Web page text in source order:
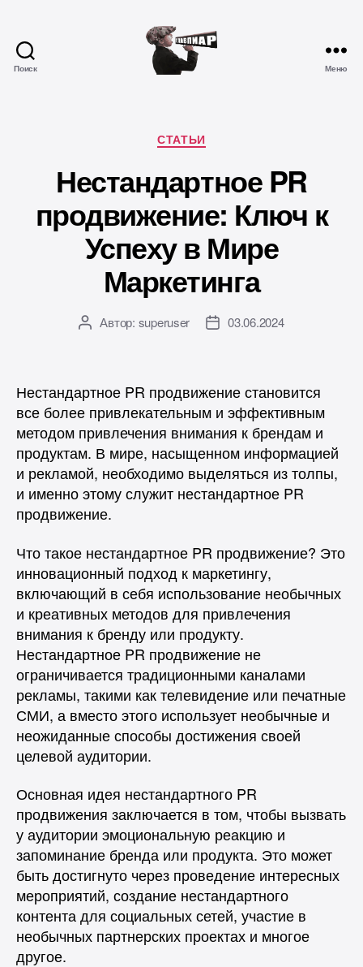
Поиск Меню
Рубрики
СТАТЬИ
Нестандартное PR
продвижение: Ключ к
Успеху в Мире
Маркетинга
АвторАвтор: superuser
Дата03.06.2024
Нестандартное PR продвижение становится
все более привлекательным и эффективным
методом привлечения внимания к брендам и
продуктам. В мире, насыщенном информацией
и рекламой, необходимо выделяться из толпы,
и именно этому служит нестандартное PR
продвижение.
Что такое нестандартное PR продвижение? Это
инновационный подход к маркетингу,
включающий в себя использование необычных
и креативных методов для привлечения
внимания к бренду или продукту.
Нестандартное PR продвижение не
ограничивается традиционными каналами
рекламы, такими как телевидение или печатные
СМИ, а вместо этого использует необычные и
неожиданные способы достижения своей
целевой аудитории.
Основная идея нестандартного PR
продвижения заключается в том, чтобы вызвать
у аудитории эмоциональную реакцию и
запоминание бренда или продукта. Это может
быть достигнуто через проведение интересных
мероприятий, создание нестандартного
контента для социальных сетей, участие в
необычных партнерских проектах и многое
другое.